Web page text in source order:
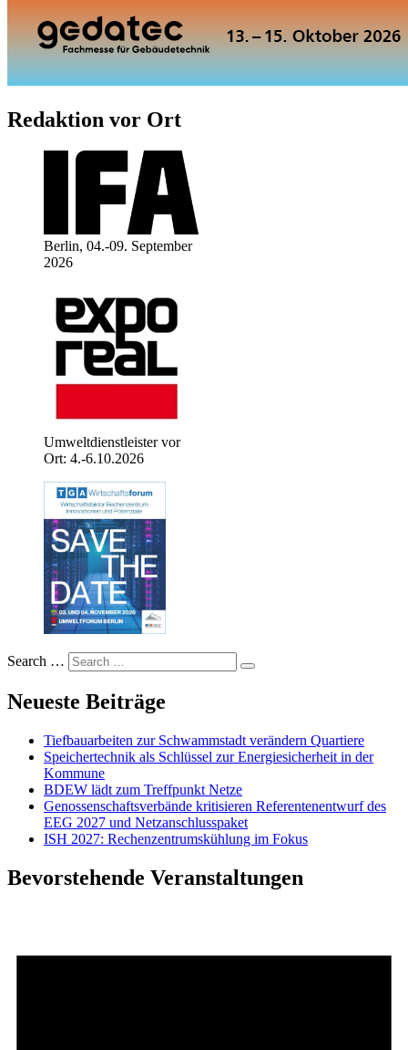
Redaktion vor Ort
Berlin, 04.-09. September
2026
Umweltdienstleister vor
Ort: 4.-6.10.2026
Search …
Neueste Beiträge
Tiefbauarbeiten zur Schwammstadt verändern Quartiere
Speichertechnik als Schlüssel zur Energiesicherheit in der
Kommune
BDEW lädt zum Treffpunkt Netze
Genossenschaftsverbände kritisieren Referentenentwurf des
EEG 2027 und Netzanschlusspaket
ISH 2027: Rechenzentrumskühlung im Fokus
Bevorstehende Veranstaltungen